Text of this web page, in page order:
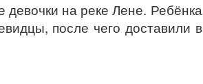
девочки на реке Лене. Ребёнка
, после чего доставили в